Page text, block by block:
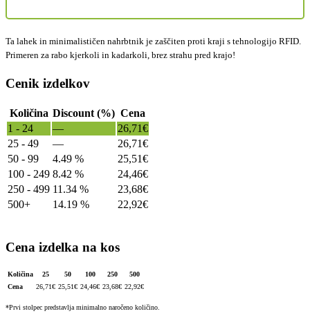
Ta lahek in minimalističen nahrbtnik je zaščiten proti kraji s tehnologijo RFID.
Primeren za rabo kjerkoli in kadarkoli, brez strahu pred krajo!
Cenik izdelkov
Količina Discount (%) Cena
1 - 24
— 26,71€
25 - 49
— 26,71€
50 - 99
4.49 % 25,51€
100 - 249 8.42 % 24,46€
250 - 499 11.34 % 23,68€
500+
14.19 % 22,92€
Cena izdelka na kos
Količina 25 50 100 250
500
Cena
26,71€ 25,51€ 24,46€ 23,68€ 22,92€
*Prvi stolpec predstavlja minimalno naročeno količino.